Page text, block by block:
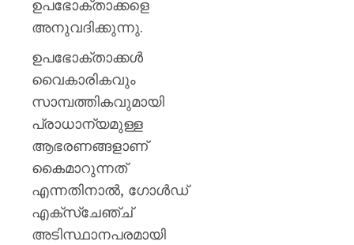
ഉപഭോക്താക്കളെ
അനുവദിക്കുന്നു.
ഉപഭോക്താക്കൾ
വൈകാരികവും
സാമ്പത്തികവുമായി
പ്രാധാന്യമുള്ള
ആഭരണങ്ങളാണ്
കൈമാറുന്നത്
എന്നതിനാൽ, ഗോൾഡ്
എക്സ്ചേഞ്ച്
അടിസ്ഥാനപരമായി